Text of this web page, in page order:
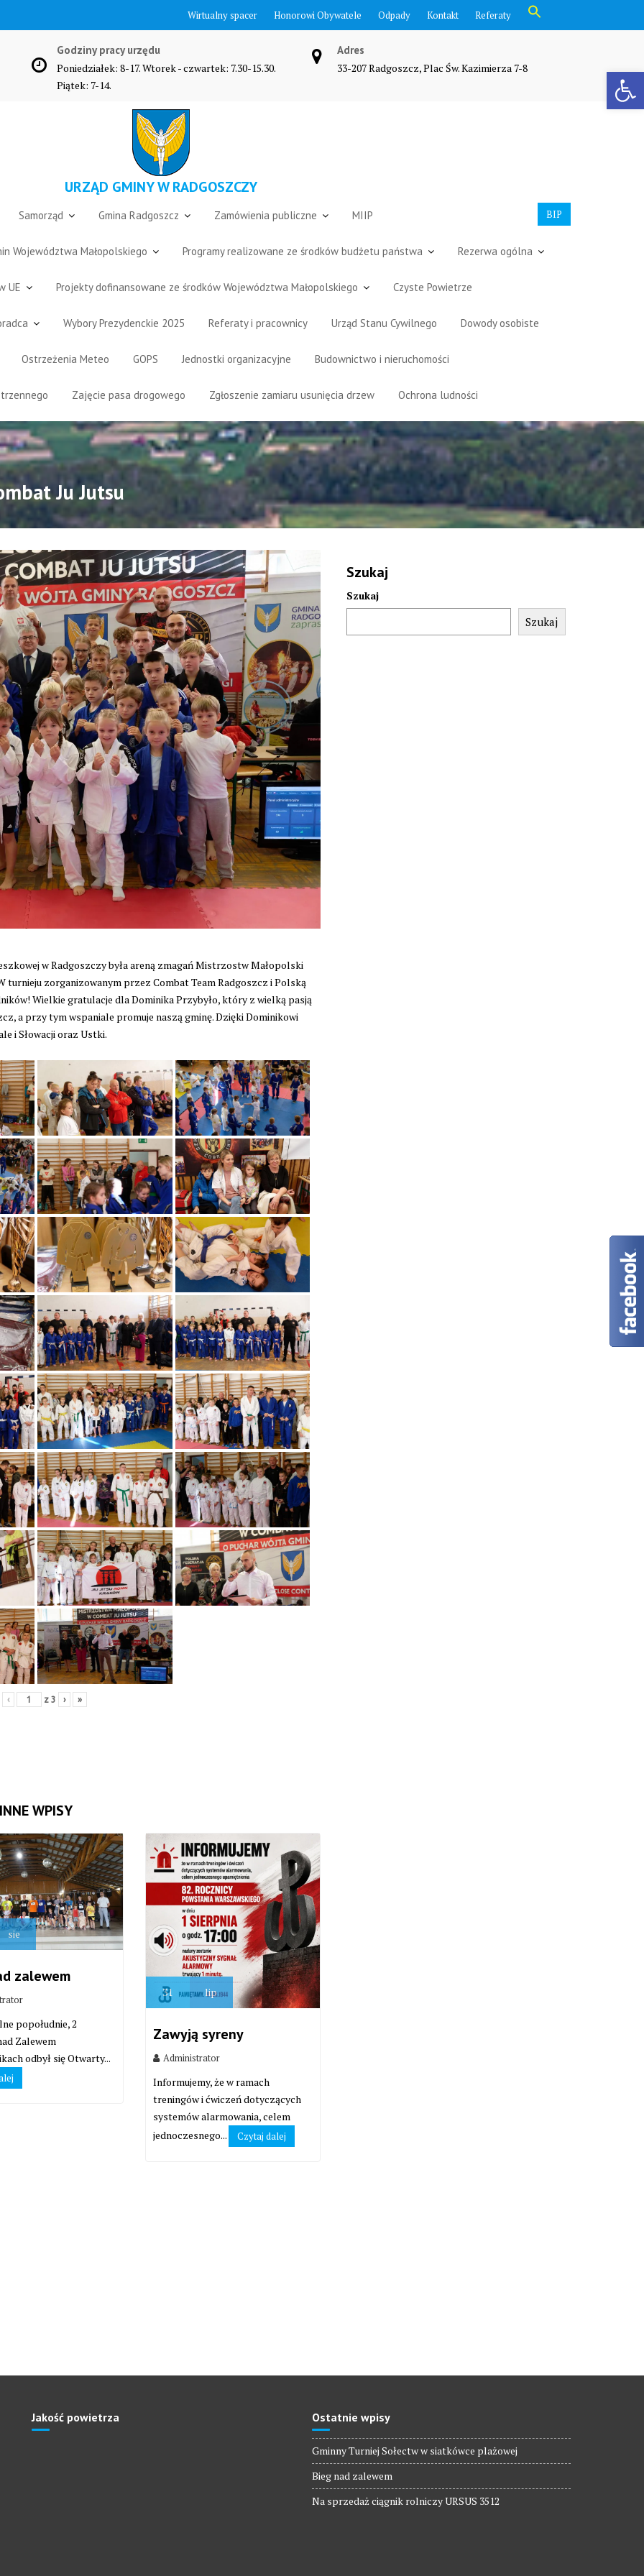
Otwórz pasek narzędzi
Wirtualny spacer Honorowi Obywatele Odpady Kontakt Referaty
Search Button
Godziny pracy urzędu
Poniedziałek: 8-17. Wtorek - czwartek: 7.30-15.30.
Piątek: 7-14.
Adres
33-207 Radgoszcz, Plac Św. Kazimierza 7-8
URZĄD GMINY W RADGOSZCZY
BIP
Samorząd Gmina Radgoszcz Zamówienia publiczne MIIP
Województwa Małopolskiego Programy realizowane ze środków budżetu państwa Rezerwa ogólna
UE Projekty dofinansowane ze środków Województwa Małopolskiego Czyste Powietrze
Wybory Prezydenckie 2025 Referaty i pracownicy Urząd Stanu Cywilnego Dowody osobiste
Ostrzeżenia Meteo GOPS Jednostki organizacyjne Budownictwo i nieruchomości
Zajęcie pasa drogowego Zgłoszenie zamiaru usunięcia drzew Ochrona ludności
Ju Jutsu
w Radgoszczy była areną zmagań Mistrzostw Małopolski
turnieju zorganizowanym przez Combat Team Radgoszcz i Polską
Wielkie gratulacje dla Dominika Przybyło, który z wielką pasją
a przy tym wspaniale promuje naszą gminę. Dzięki Dominikowi
i Słowacji oraz Ustki.
‹ z 3 › »
INNE WPISY
sie
zalewem
popołudnie, 2
Zalewem
odbył się Otwarty...
31 lip
Zawyją syreny
Administrator
Informujemy, że w ramach
treningów i ćwiczeń dotyczących
systemów alarmowania, celem
jednoczesnego...
Czytaj dalej
Szukaj
Szukaj
Szukaj
Jakość powietrza Ostatnie wpisy
Gminny Turniej Sołectw w siatkówce plażowej
Bieg nad zalewem
Na sprzedaż ciągnik rolniczy URSUS 3512